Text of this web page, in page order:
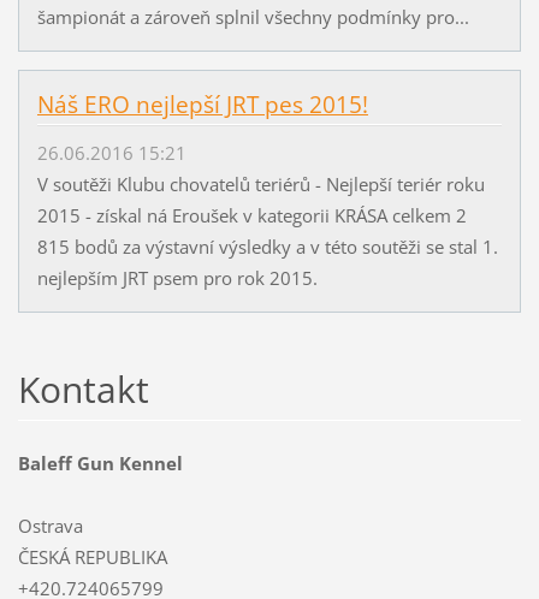
šampionát a zároveň splnil všechny podmínky pro...
Náš ERO nejlepší JRT pes 2015!
26.06.2016 15:21
V soutěži Klubu chovatelů teriérů - Nejlepší teriér roku
2015 - získal ná Eroušek v kategorii KRÁSA celkem 2
815 bodů za výstavní výsledky a v této soutěži se stal 1.
nejlepším JRT psem pro rok 2015.
Kontakt
Baleff Gun Kennel
Ostrava
ČESKÁ REPUBLIKA
+420.724065799